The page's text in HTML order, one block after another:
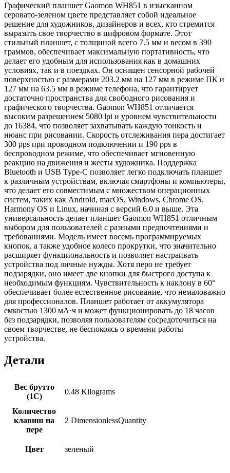
Графический планшет Gaomon WH851 в изысканном
серовато-зеленом цвете представляет собой идеальное
решение для художников, дизайнеров и всех, кто стремится
выразить свое творчество в цифровом формате. Этот
стильный планшет, с толщиной всего 7.5 мм и весом в 390
граммов, обеспечивает максимальную портативность, что
делает его удобным для использования как в домашних
условиях, так и в поездках. Он оснащен сенсорной рабочей
поверхностью с размерами 203.2 мм на 127 мм в режиме ПК и
127 мм на 63.5 мм в режиме телефона, что гарантирует
достаточно пространства для свободного рисования и
графического творчества. Gaomon WH851 отличается
высоким разрешением 5080 lpi и уровнем чувствительности
до 16384, что позволяет захватывать каждую тонкость и
нюанс при рисовании. Скорость отслеживания пера достигает
300 pps при проводном подключении и 190 pps в
беспроводном режиме, что обеспечивает мгновенную
реакцию на движения и жесты художника. Поддержка
Bluetooth и USB Type-C позволяет легко подключать планшет
к различным устройствам, включая смартфоны и компьютеры,
что делает его совместимым с множеством операционных
систем, таких как Android, macOS, Windows, Chrome OS,
Harmony OS и Linux, начиная с версий 6.0 и выше. Эта
универсальность делает планшет Gaomon WH851 отличным
выбором для пользователей с разными предпочтениями и
требованиями. Модель имеет восемь программируемых
кнопок, а также удобное колесо прокрутки, что значительно
расширяет функциональность и позволяет настраивать
устройства под личные нужды. Хотя перо не требует
подзарядки, оно имеет две кнопки для быстрого доступа к
необходимым функциям. Чувствительность к наклону в 60°
обеспечивает более естественное рисование, что немаловажно
для профессионалов. Планшет работает от аккумулятора
емкостью 1300 мА·ч и может функционировать до 18 часов
без подзарядки, позволяя пользователям сосредоточиться на
своем творчестве, не беспокоясь о времени работы
устройства.
Детали
Вес брутто
(1С)
0.48 Kilograms
Количество
клавиш на
пере
2 DimensionlessQuantity
Цвет зеленый